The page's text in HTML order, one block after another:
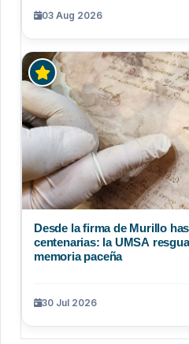
03 Aug 2026
Desde la firma de Murillo
centenarias: la UMSA
memoria paceña
30 Jul 2026